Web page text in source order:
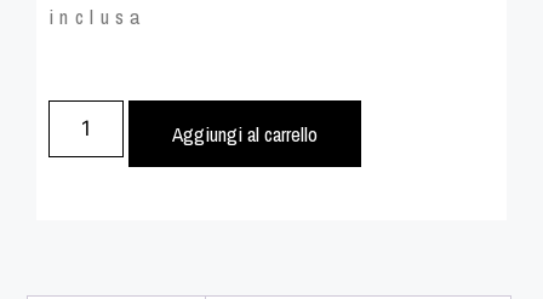
inclusa
Aggiungi al carrello